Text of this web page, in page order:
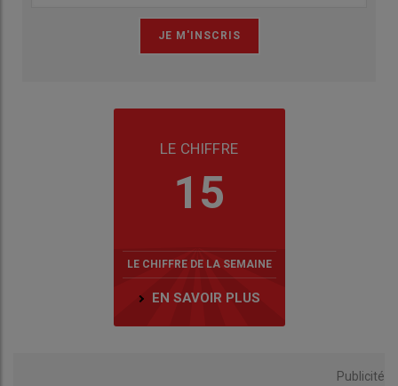
LE CHIFFRE
15
LE CHIFFRE DE LA SEMAINE
EN SAVOIR PLUS
Publicité